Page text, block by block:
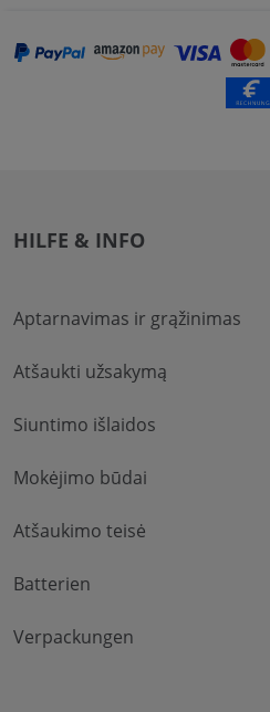
HILFE & INFO
Aptarnavimas ir grąžinimas
Atšaukti užsakymą
Siuntimo išlaidos
Mokėjimo būdai
Atšaukimo teisė
Batterien
Verpackungen